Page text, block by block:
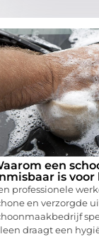
een
is voor
professionele
en verzorgde
draagt een